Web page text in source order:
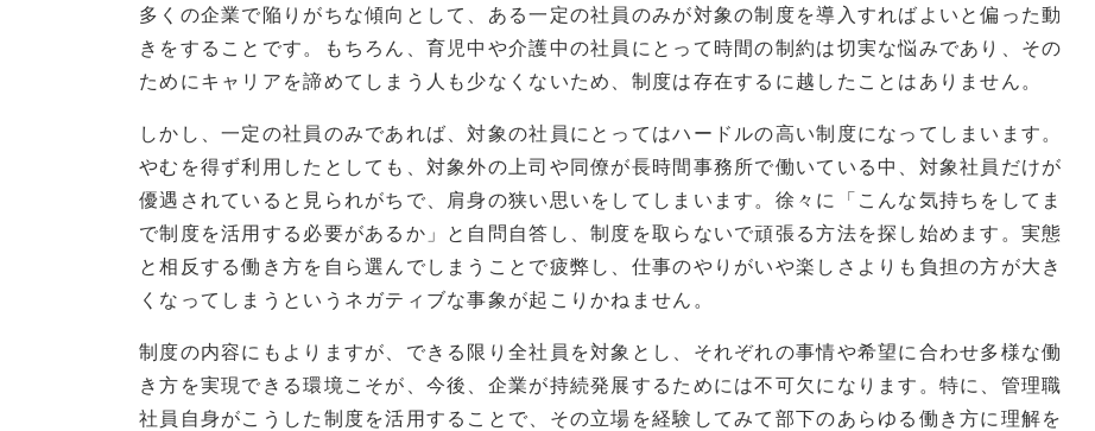
多くの企業で陥りがちな傾向として、ある一定の社員のみが対象の制度を導入すればよいと偏った動
きをすることです。もちろん、育児中や介護中の社員にとって時間の制約は切実な悩みであり、その
ためにキャリアを諦めてしまう人も少なくないため、制度は存在するに越したことはありません。
しかし、一定の社員のみであれば、対象の社員にとってはハードルの高い制度になってしまいます。
やむを得ず利用したとしても、対象外の上司や同僚が長時間事務所で働いている中、対象社員だけが
優遇されていると見られがちで、肩身の狭い思いをしてしまいます。徐々に「こんな気持ちをしてま
で制度を活用する必要があるか」と自問自答し、制度を取らないで頑張る方法を探し始めます。実態
と相反する働き方を自ら選んでしまうことで疲弊し、仕事のやりがいや楽しさよりも負担の方が大き
くなってしまうというネガティブな事象が起こりかねません。
制度の内容にもよりますが、できる限り全社員を対象とし、それぞれの事情や希望に合わせ多様な働
き方を実現できる環境こそが、今後、企業が持続発展するためには不可欠になります。特に、管理職
社員自身がこうした制度を活用することで、その立場を経験してみて部下のあらゆる働き方に理解を